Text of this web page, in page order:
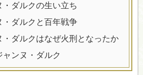
・ダルクの生い立ち
・ダルクと百年戦争
・ダルクはなぜ火刑となったか
ャンヌ・ダルク